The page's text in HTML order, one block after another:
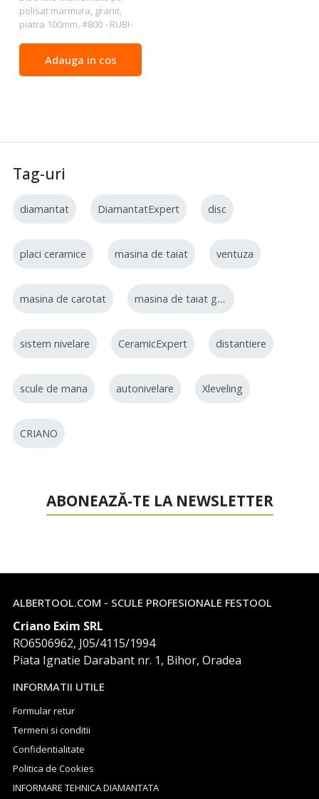
polisat marmura, granit,
piatra 100mm, #800 - RUBI-
62974 Diametru ext. disc:
Pentru : marmura, granit,
piatra naturala.
Adauga in cos
Tag-uri
diamantat DiamantatExpert disc
placi ceramice masina de taiat ventuza
masina de carotat masina de taiat gresie
sistem nivelare CeramicExpert distantiere
scule de mana autonivelare Xleveling
CRIANO
ABONEAZĂ-TE LA NEWSLETTER
ALBERTOOL.COM - SCULE PROFESIONALE FESTOOL
Criano Exim SRL
RO6506962, J05/4115/1994
Piata Ignatie Darabant nr. 1, Bihor, Oradea
INFORMATII UTILE
Formular retur
Termeni si conditii
Confidentialitate
Politica de Cookies
INFORMARE TEHNICA DIAMANTATA